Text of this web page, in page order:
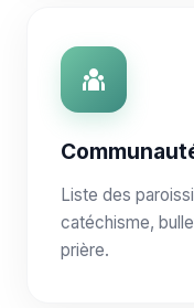
Liste des
catéchisme,
prière.